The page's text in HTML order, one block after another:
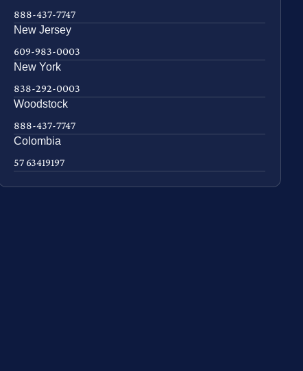
888-437-7747
New Jersey
609-983-0003
New York
838-292-0003
Woodstock
888-437-7747
Colombia
57 63419197